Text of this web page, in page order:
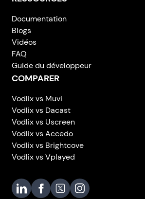
Documentation
Blogs
Vidéos
FAQ
Guide du développeur
COMPARER
Vodlix vs Muvi
Vodlix vs Dacast
Vodlix vs Uscreen
Vodlix vs Accedo
Vodlix vs Brightcove
Vodlix vs Vplayed
Vodlix on LinkedIn
Vodlix on Facebook
Vodlix on X (Twitter)
Vodlix on Instagram